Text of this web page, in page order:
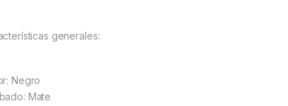
generales:
Negro
Mate